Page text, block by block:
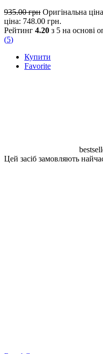
935.00грн Оригінальна
ціна: 748.00 грн.
Рейтинг 4.20 з 5 на основі
(5)
Купити
Favorite
Цей засіб замовляють